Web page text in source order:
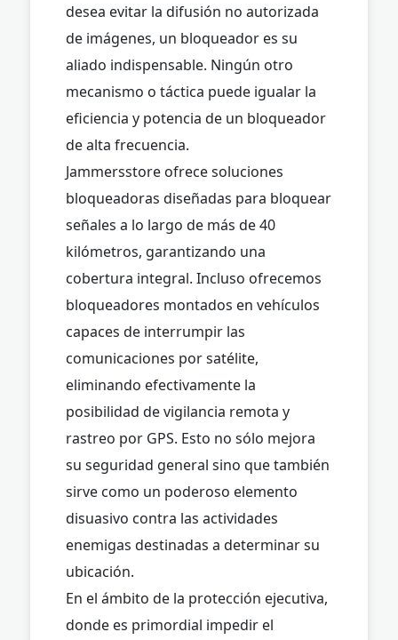
desea evitar la difusión no autorizada
de imágenes, un bloqueador es su
aliado indispensable. Ningún otro
mecanismo o táctica puede igualar la
eficiencia y potencia de un bloqueador
de alta frecuencia.
Jammersstore ofrece soluciones
bloqueadoras diseñadas para bloquear
señales a lo largo de más de 40
kilómetros, garantizando una
cobertura integral. Incluso ofrecemos
bloqueadores montados en vehículos
capaces de interrumpir las
comunicaciones por satélite,
eliminando efectivamente la
posibilidad de vigilancia remota y
rastreo por GPS. Esto no sólo mejora
su seguridad general sino que también
sirve como un poderoso elemento
disuasivo contra las actividades
enemigas destinadas a determinar su
ubicación.
En el ámbito de la protección ejecutiva,
donde es primordial impedir el